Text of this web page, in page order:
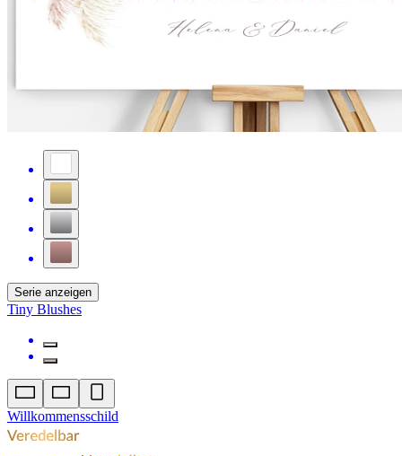
Serie anzeigen
Tiny Blushes
Willkommensschild